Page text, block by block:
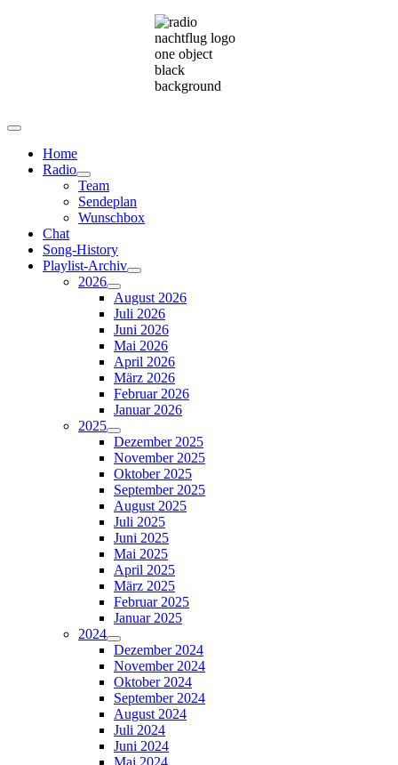
Home
Radio
Team
Sendeplan
Wunschbox
Chat
Song-History
Playlist-Archiv
2026
August 2026
Juli 2026
Juni 2026
Mai 2026
April 2026
März 2026
Februar 2026
Januar 2026
2025
Dezember 2025
November 2025
Oktober 2025
September 2025
August 2025
Juli 2025
Juni 2025
Mai 2025
April 2025
März 2025
Februar 2025
Januar 2025
2024
Dezember 2024
November 2024
Oktober 2024
September 2024
August 2024
Juli 2024
Juni 2024
Mai 2024